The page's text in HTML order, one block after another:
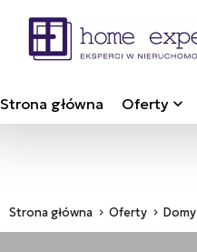
Strona główna Oferty
Strona główna Oferty Domy